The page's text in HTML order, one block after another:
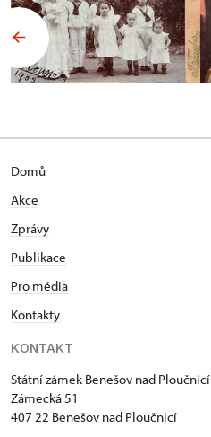
Domů
Akce
Zprávy
Publikace
Pro média
Kontakty
KONTAKT
Státní zámek Benešov nad Ploučnicí
Zámecká 51
407 22 Benešov nad Ploučnicí